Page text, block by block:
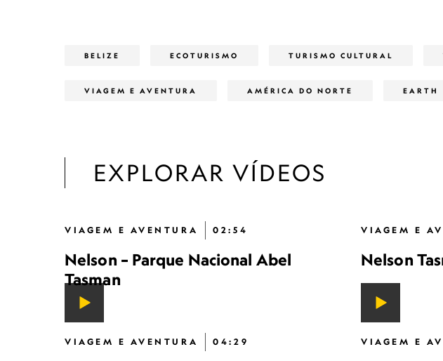
BELIZE ECOTURISMO TURISMO CULTURAL
VIAGEM E AVENTURA AMÉRICA DO NORTE EARTH
EXPLORAR VÍDEOS
VIAGEM E AVENTURA 02:54
Nelson – Parque Nacional Abel
Tasman
VIAGEM E
Nelson
VIAGEM E AVENTURA 04:29 VIAGEM E